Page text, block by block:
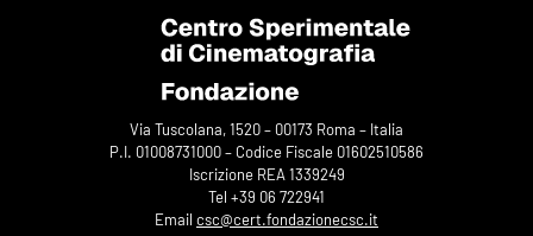
Via Tuscolana, 1520 – 00173 Roma – Italia
P.I. 01008731000 – Codice Fiscale 01602510586
Iscrizione REA 1339249
Tel +39 06 722941
Email csc@cert.fondazionecsc.it